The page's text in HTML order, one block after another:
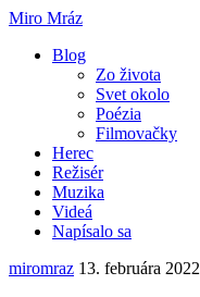
Miro Mráz
Blog
Zo života
Svet okolo
Poézia
Filmovačky
Herec
Režisér
Muzika
Videá
Napísalo sa
miromraz 13. februára 2022